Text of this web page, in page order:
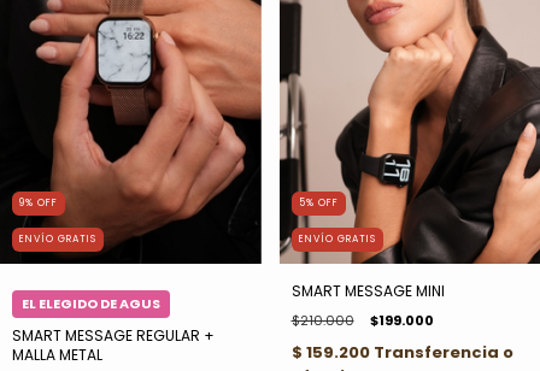
9% OFF
ENVÍO GRATIS
SMART MESSAGE REGULAR +
MALLA METAL
5% OFF
ENVÍO GRATIS
SMART MESSAGE MINI
$210.000 $199.000